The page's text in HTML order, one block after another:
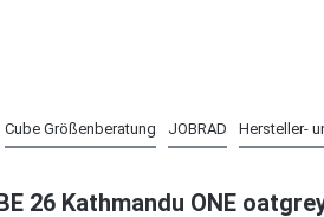
Cube Größenberatung JOBRAD Hersteller-
26 Kathmandu ONE